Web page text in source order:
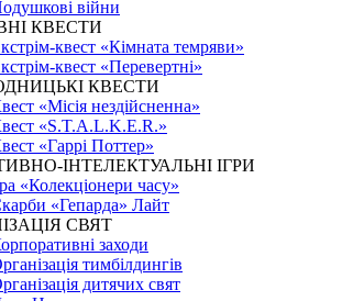
війни
КВЕСТИ
квест «Кімната темряви»
квест «Перевертні»
КВЕСТИ
«Місія нездійсненна»
«S.T.A.L.K.E.R.»
«Гаррі Поттер»
ІНТЕЛЕКТУАЛЬНІ ІГРИ
«Колекціонери часу»
«Гепарда» Лайт
СВЯТ
заходи
тимбілдингів
дитячих свят